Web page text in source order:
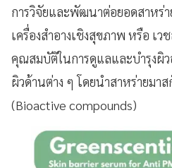
การวิจัยและพัฒนาต่อยอดสาห
เครื่องสำอางเชิงสุขภาพ หรือ เ
คุณสมบัติในการดูแลและบำรุงผิ
ผิวด้านต่าง ๆ โดยนำสาหร่ายมา
(Bioactive compounds)